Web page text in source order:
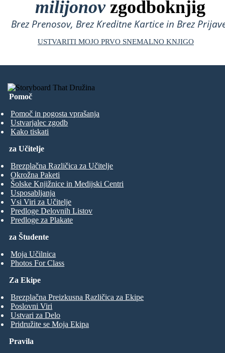
milijonovzgodboknjig
Brez Prenosov, Brez Kreditne Kartice in Brez
USTVARITI MOJO PRVO SNEMALNO KNJIGO
Pomoč
Pomoč in pogosta vprašanja
Ustvarjalec zgodb
Kako tiskati
za Študente
Moja Učilnica
Photos For Class
za Učitelje
Brezplačna Različica za Učitelje
Okrožna Paketi
Šolske Knjižnice in Medijski Centri
Usposabljanja
Vsi Viri za Učitelje
Predloge Delovnih Listov
Predloge za Plakate
Za Ekipe
Brezplačna Preizkusna Različica za Ekipe
Poslovni Viri
Ustvari za Delo
Pridružite se Moja Ekipa
Pravila